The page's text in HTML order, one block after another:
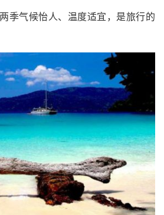
季气候怡人、温度适宜，是旅行的